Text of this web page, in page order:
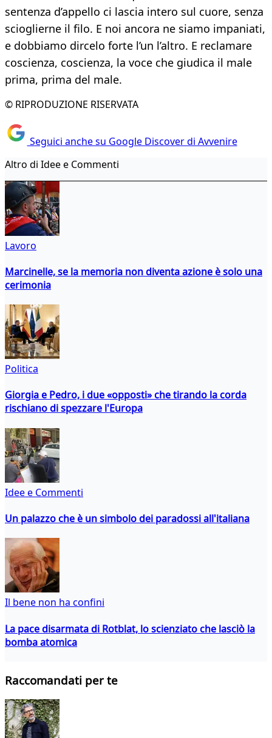
sentenza d’appello ci lascia intero sul cuore, senza
scioglierne il filo. E noi ancora ne siamo impaniati,
e dobbiamo dircelo forte l’un l’altro. E reclamare
coscienza, coscienza, la voce che giudica il male
prima, prima del male.
© RIPRODUZIONE RISERVATA
Seguici anche su Google Discover di Avvenire
Altro di Idee e Commenti
Lavoro
Marcinelle, se la memoria non diventa azione è solo una
cerimonia
Politica
Giorgia e Pedro, i due «opposti» che tirando la corda
rischiano di spezzare l'Europa
Idee e Commenti
Un palazzo che è un simbolo dei paradossi all'italiana
Il bene non ha confini
La pace disarmata di Rotblat, lo scienziato che lasciò la
bomba atomica
Raccomandati per te